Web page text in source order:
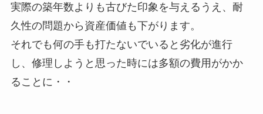
実際の築年数よりも古びた印象を与えるうえ、耐
久性の問題から資産価値も下がります。
それでも何の手も打たないでいると劣化が進行
し、修理しようと思った時には多額の費用がかか
ることに・・